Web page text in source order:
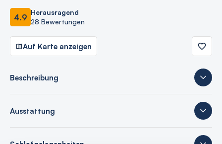
4.9 Herausragend
28 Bewertungen
Auf Karte anzeigen
Beschreibung
Ausstattung